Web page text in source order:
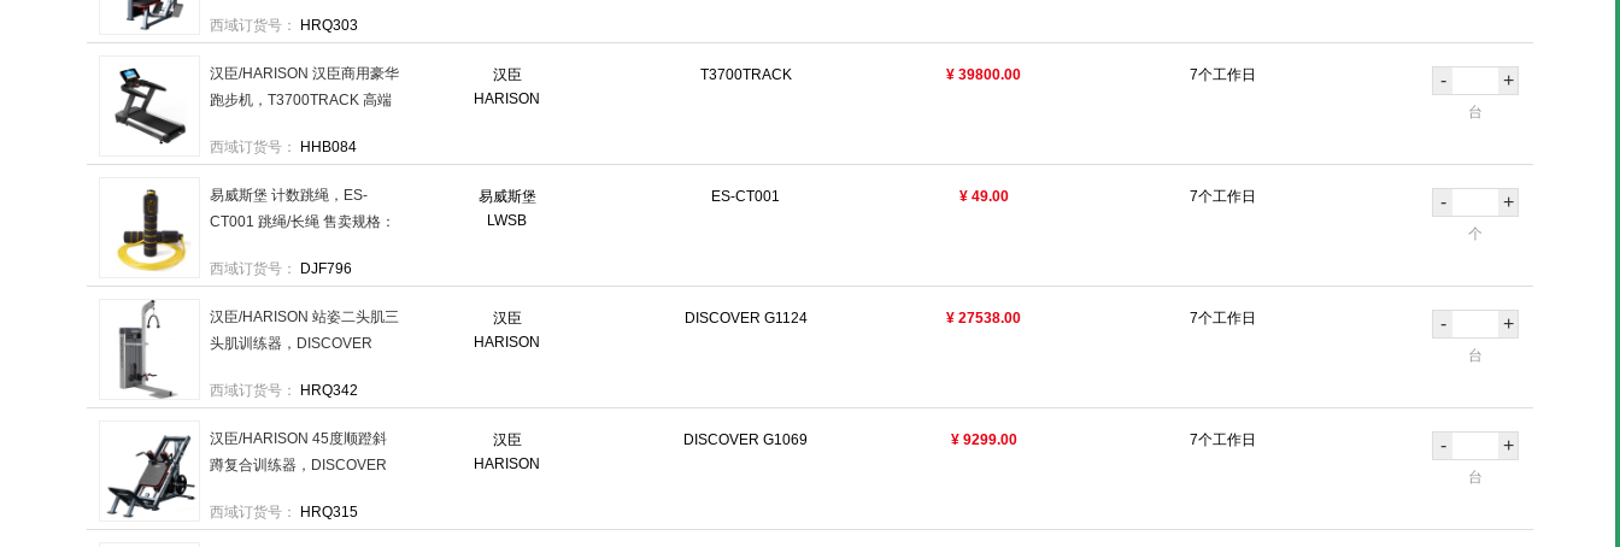
西域订货号：
HRQ303
汉臣
HARISON
T3700TRACK ¥ 39800.00 7个工作日
汉臣/HARISON 汉臣商用豪华
跑步机，T3700TRACK 高端
用 售卖规格：1台
西域订货号： HHB084
- +
台
易威斯堡
LWSB
ES-CT001 ¥ 49.00 7个工作日
易威斯堡 计数跳绳，ES-
CT001 跳绳/长绳 售卖规格：
西域订货号：
DJF796
- +
个
汉臣
HARISON
DISCOVER G1124 ¥ 27538.00 7个工作日
汉臣/HARISON 站姿二头肌三
头肌训练器，DISCOVER
健身器械 售卖规格：1台
西域订货号： HRQ342
- +
台
汉臣
HARISON
DISCOVER G1069 ¥ 9299.00 7个工作日
汉臣/HARISON 45度顺蹬斜
蹲复合训练器，DISCOVER
器 售卖规格：1台
西域订货号： HRQ315
- +
台